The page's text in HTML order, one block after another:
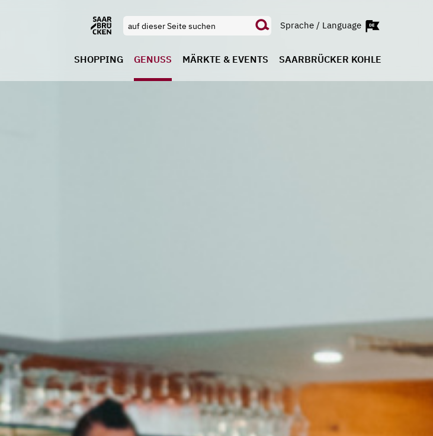
Sprache / Language
SHOPPING GENUSS MÄRKTE & EVENTS SAARBRÜCKER KOHLE